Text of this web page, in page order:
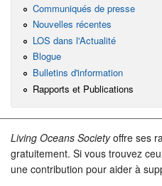
Communiqués de presse
Nouvelles récentes
LOS dans l'Actualité
Blogue
Bulletins d'information
Rapports et Publications
Living Oceans Societyoffre ses
gratuitement. Si vous trouvez
une contribution pour aider à